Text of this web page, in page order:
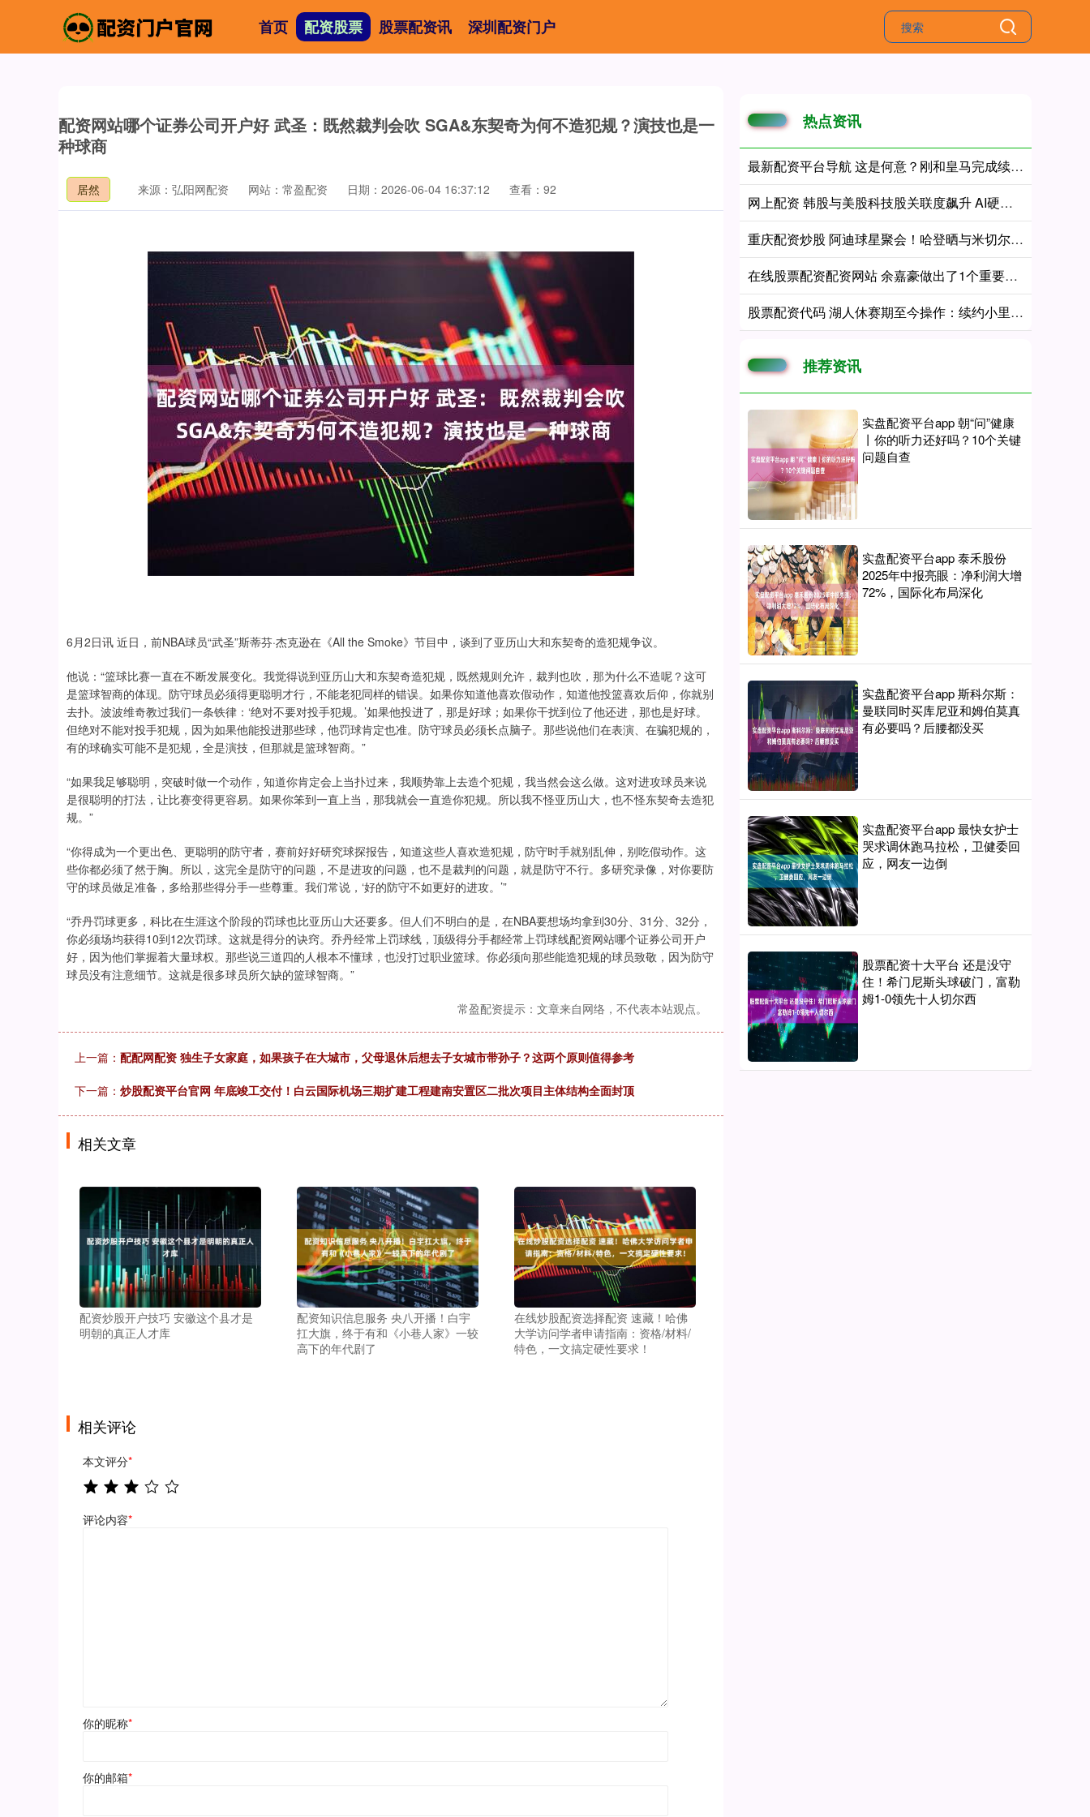
首页 配资股票 股票配资讯 深圳配资门户
配资网站哪个证券公司开户好 武圣：既然裁判会吹 SGA&东契奇为何不造犯规？演技也是一
种球商
居然 来源：弘阳网配资 网站：常盈配资 日期：2026-06-04 16:37:12 查看：92
6月2日讯 近日，前NBA球员“武圣”斯蒂芬·杰克逊在《All the Smoke》节目中，谈到了亚历山大和东契奇的造犯规争议。
他说：“篮球比赛一直在不断发展变化。我觉得说到亚历山大和东契奇造犯规，既然规则允许，裁判也吹，那为什么不造呢？这可
是篮球智商的体现。防守球员必须得更聪明才行，不能老犯同样的错误。如果你知道他喜欢假动作，知道他投篮喜欢后仰，你就别
去扑。波波维奇教过我们一条铁律：‘绝对不要对投手犯规。’如果他投进了，那是好球；如果你干扰到位了他还进，那也是好球。
但绝对不能对投手犯规，因为如果他能投进那些球，他罚球肯定也准。防守球员必须长点脑子。那些说他们在表演、在骗犯规的，
有的球确实可能不是犯规，全是演技，但那就是篮球智商。”
“如果我足够聪明，突破时做一个动作，知道你肯定会上当扑过来，我顺势靠上去造个犯规，我当然会这么做。这对进攻球员来说
是很聪明的打法，让比赛变得更容易。如果你笨到一直上当，那我就会一直造你犯规。所以我不怪亚历山大，也不怪东契奇去造犯
规。”
“你得成为一个更出色、更聪明的防守者，赛前好好研究球探报告，知道这些人喜欢造犯规，防守时手就别乱伸，别吃假动作。这
些你都必须了然于胸。所以，这完全是防守的问题，不是进攻的问题，也不是裁判的问题，就是防守不行。多研究录像，对你要防
守的球员做足准备，多给那些得分手一些尊重。我们常说，‘好的防守不如更好的进攻。’”
“乔丹罚球更多，科比在生涯这个阶段的罚球也比亚历山大还要多。但人们不明白的是，在NBA要想场均拿到30分、31分、32分，
你必须场均获得10到12次罚球。这就是得分的诀窍。乔丹经常上罚球线，顶级得分手都经常上罚球线配资网站哪个证券公司开户
好，因为他们掌握着大量球权。那些说三道四的人根本不懂球，也没打过职业篮球。你必须向那些能造犯规的球员致敬，因为防守
球员没有注意细节。这就是很多球员所欠缺的篮球智商。”
常盈配资提示：文章来自网络，不代表本站观点。
上一篇： 配配网配资 独生子女家庭，如果孩子在大城市，父母退休后想去子女城市带孙子？这两个原则值得参考
下一篇： 炒股配资平台官网 年底竣工交付！白云国际机场三期扩建工程建南安置区二批次项目主体结构全面封顶
相关文章
配资炒股开户技巧 安徽这个县才是
明朝的真正人才库
配资知识信息服务 央八开播！白宇
扛大旗，终于有和《小巷人家》一较
高下的年代剧了
在线炒股配资选择配资 速藏！哈佛
大学访问学者申请指南：资格/材料/
特色，一文搞定硬性要求！
相关评论
本文评分*
评论内容*
你的昵称*
你的邮箱*
热点资讯
最新配资平台导航 这是何意？刚和皇马完成续约谈判，维尼修斯清空了个人社媒账号
网上配资 韩股与美股科技股关联度飙升 AI硬件供应链紧密相连
重庆配资炒股 阿迪球星聚会！哈登晒与米切尔&NFL马霍姆斯等一同观看世界杯决赛
在线股票配资配资网站 余嘉豪做出了1个重要的决定！
股票配资代码 湖人休赛期至今操作：续约小里&老詹离队 送走多位首发&连签四人
推荐资讯
实盘配资平台app 朝“问”健康
丨你的听力还好吗？10个关键
问题自查
实盘配资平台app 泰禾股份
2025年中报亮眼：净利润大增
72%，国际化布局深化
实盘配资平台app 斯科尔斯：
曼联同时买库尼亚和姆伯莫真
有必要吗？后腰都没买
实盘配资平台app 最快女护士
哭求调休跑马拉松，卫健委回
应，网友一边倒
股票配资十大平台 还是没守
住！希门尼斯头球破门，富勒
姆1-0领先十人切尔西